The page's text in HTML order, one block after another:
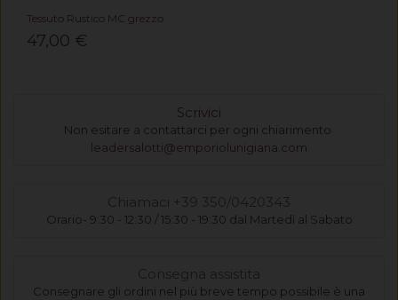
Tessuto Rustico MC grezzo
47,00 €
Scrivici
Non esitare a contattarci per ogni chiarimento
leadersalotti@emporiolunigiana.com
Chiamaci +39 350/0420343
Orario- 9:30 - 12:30 / 15:30 - 19:30 dal Martedì al Sabato
Consegna assistita
Consegnare gli ordini nel più breve tempo possibile è una